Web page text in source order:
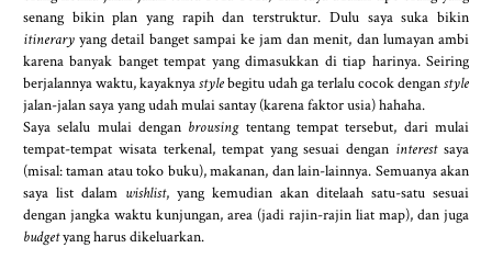
senang bikin plan yang rapih dan terstruktur. Dulu saya suka bikin
itinerary yang detail banget sampai ke jam dan menit, dan lumayan ambi
karena banyak banget tempat yang dimasukkan di tiap harinya. Seiring
berjalannya waktu, kayaknyastylebegitu udah ga terlalu cocok denganstyle
jalan-jalan saya yang udah mulai santay (karena faktor usia) hahaha.
Saya selalu mulai dengan browsingtentang tempat tersebut, dari mulai
tempat-tempat wisata terkenal, tempat yang sesuai dengan interestsaya
(misal: taman atau toko buku), makanan, dan lain-lainnya. Semuanya akan
saya list dalam wishlist, yang kemudian akan ditelaah satu-satu sesuai
dengan jangka waktu kunjungan, area (jadi rajin-rajin liat map), dan juga
budgetyang harus dikeluarkan.